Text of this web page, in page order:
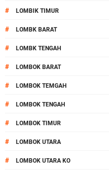
# LOMBIK TIMUR
# LOMBK BARAT
# LOMBK TENGAH
# LOMBOK BARAT
# LOMBOK TEMGAH
# LOMBOK TENGAH
# LOMBOK TIMUR
# LOMBOK UTARA
# LOMBOK UTARA KO